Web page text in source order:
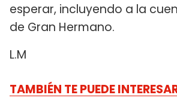
esperar, incluyendo a la
de Gran Hermano.
L.M
TAMBIÉN TE PUEDE